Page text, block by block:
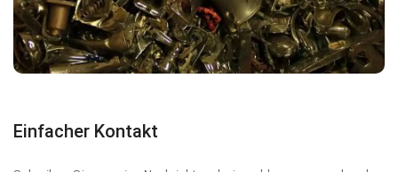
Einfacher Kontakt